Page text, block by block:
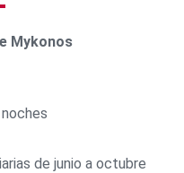
Mykonos
de junio a octubre